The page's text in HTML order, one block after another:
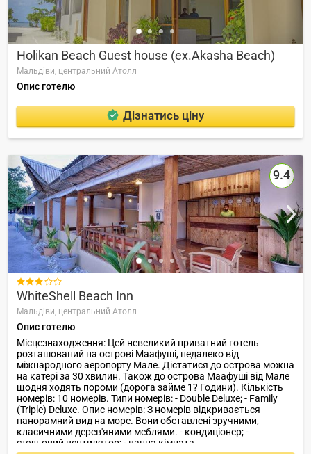
Holikan Beach Guest house (ex.Akasha Beach)
Мальдіви, центральний Атолл
Опис готелю
Дізнатись ціну
9.4

WhiteShell Beach Inn
Мальдіви, центральний Атолл
Опис готелю
Місцезнаходження: Цей невеликий приватний готель
розташований на острові Маафуші, недалеко від
міжнародного аеропорту Мале. Дістатися до острова можна
на катері за 30 хвилин. Також до острова Маафуші від Мале
щодня ходять пороми (дорога займе 1? Години). Кількість
номерів: 10 номерів. Типи номерів: - Double Deluxe; - Family
(Triple) Deluxe. Опис номерів: З номерів відкривається
панорамний вид на море. Вони обставлені зручними,
класичними дерев'яними меблями. - кондиціонер; -
стельовий вентилятор; - ванна кімната.